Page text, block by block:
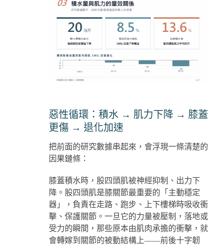
惡性循環：積水 → 肌力下降 → 膝蓋
更傷 → 退化加速
把前面的研究數據串起來，會浮現一條清楚的
因果鏈條：
膝蓋積水時，股四頭肌被神經抑制、出力下
降。股四頭肌是膝關節最重要的「主動穩定
器」，負責在走路、跑步、上下樓梯時吸收衝
擊、保護關節。一旦它的力量被壓制，落地或
受力的瞬間，那些原本由肌肉承擔的衝擊，就
會轉嫁到關節的被動結構上——前後十字韌